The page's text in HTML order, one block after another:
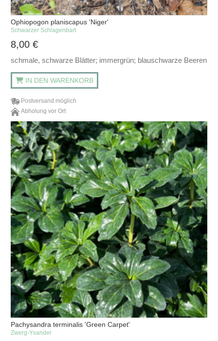
Ophiopogon planiscapus 'Niger'
Schwarzer Schlagenbart
8,00€
schmale, schwarze Blätter; immergrün; blauschwarze Beeren
IN DEN WARENKORB
Postversand möglich
Abholung vor Ort
Pachysandra terminalis 'Green Carpet'
Zwerg-Ysander